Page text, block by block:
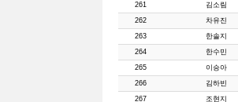
261
김소림
262
차유진
263
한솔지
264
한수민
265
이승아
266
김하빈
267
조현지